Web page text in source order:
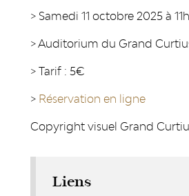
> Samedi 11 octobre 2025 à 11h
> Auditorium du Grand
> Tarif : 5€
> Réservation en ligne
Copyright visuel Grand
Liens